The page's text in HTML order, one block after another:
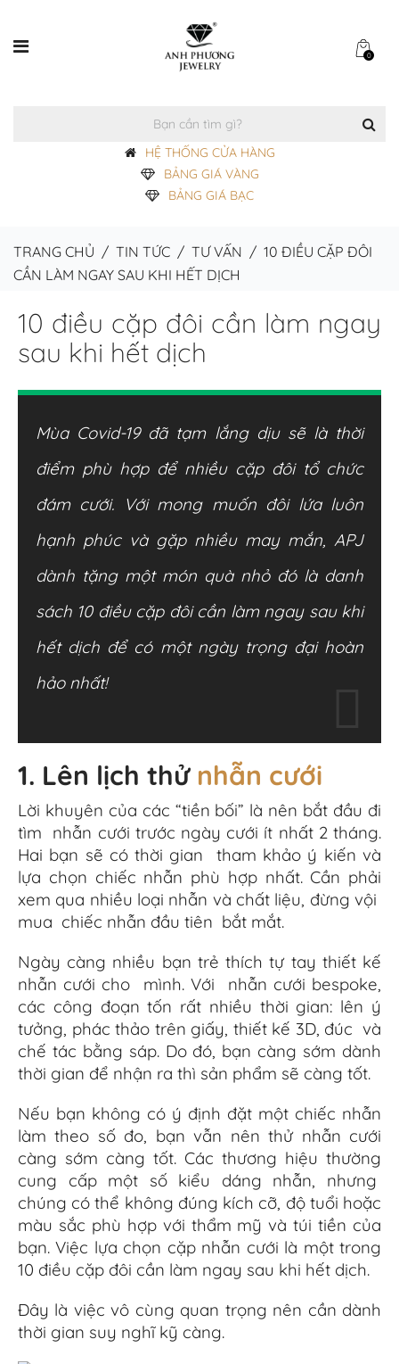
0
HỆ THỐNG CỬA HÀNG
BẢNG GIÁ VÀNG
BẢNG GIÁ BẠC
TRANG CHỦ / TIN TỨC / TƯ VẤN / 10 ĐIỀU CẶP ĐÔI
CẦN LÀM NGAY SAU KHI HẾT DỊCH
10 điều cặp đôi cần làm ngay
sau khi hết dịch
Mùa Covid-19 đã tạm lắng dịu sẽ là thời
điểm phù hợp để nhiều cặp đôi tổ chức
đám cưới. Với mong muốn đôi lứa luôn
hạnh phúc và gặp nhiều may mắn, APJ
dành tặng một món quà nhỏ đó là danh
sách 10 điều cặp đôi cần làm ngay sau khi
hết dịch để có một ngày trọng đại hoàn
hảo nhất!
1. Lên lịch thử nhẫn cưới
Lời khuyên của các “tiền bối” là nên bắt đầu đi
tìm nhẫn cưới trước ngày cưới ít nhất 2 tháng.
Hai bạn sẽ có thời gian tham khảo ý kiến ​​và
lựa chọn chiếc nhẫn phù hợp nhất. Cần phải
xem qua nhiều loại nhẫn và chất liệu, đừng vội
mua chiếc nhẫn đầu tiên bắt mắt.
Ngày càng nhiều bạn trẻ thích tự tay thiết kế
nhẫn cưới cho mình. Với nhẫn cưới bespoke,
các công đoạn tốn rất nhiều thời gian: lên ý
tưởng, phác thảo trên giấy, thiết kế 3D, đúc và
chế tác bằng sáp. Do đó, bạn càng sớm dành
thời gian để nhận ra thì sản phẩm sẽ càng tốt.
Nếu bạn không có ý định đặt một chiếc nhẫn
làm theo số đo, bạn vẫn nên thử nhẫn cưới
càng sớm càng tốt. Các thương hiệu thường
cung cấp một số kiểu dáng nhẫn, nhưng
chúng có thể không đúng kích cỡ, độ tuổi hoặc
màu sắc phù hợp với thẩm mỹ và túi tiền của
bạn. Việc lựa chọn cặp nhẫn cưới là một trong
10 điều cặp đôi cần làm ngay sau khi hết dịch.
Đây là việc vô cùng quan trọng nên cần dành
thời gian suy nghĩ kỹ càng.